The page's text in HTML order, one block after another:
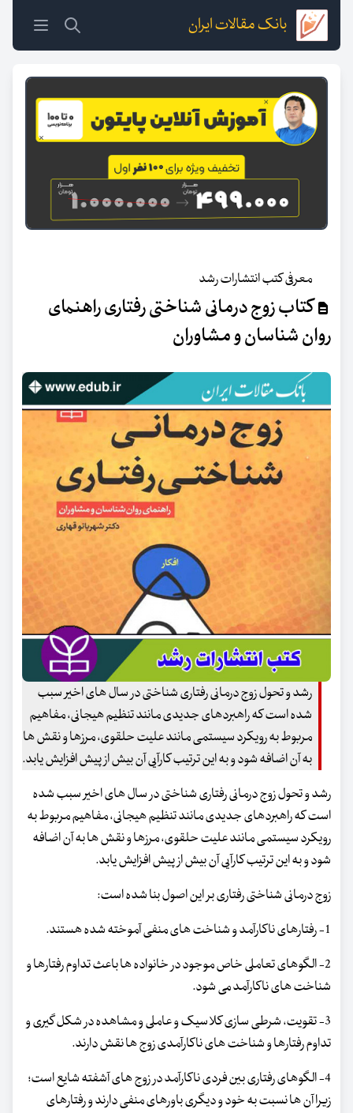
بانک مقالات ایران
معرفی کتب انتشارات رشد
کتاب زوج درمانی شناختی رفتاری راهنمای
روان شناسان و مشاوران
رشد و تحول زوج درمانی رفتاری شناختی در سال های اخیر سبب
شده است که راهبردهای جدیدی مانند تنظیم هیجانی، مفاهیم
مربوط به رویکرد سیستمی مانند علیت حلقوی، مرزها و نقش ها
به آن اضافه شود و به این ترتیب کارآیی آن بیش از پیش افزایش یابد.
رشد و تحول زوج درمانی رفتاری شناختی در سال های اخیر سبب شده
است که راهبردهای جدیدی مانند تنظیم هیجانی، مفاهیم مربوط به
رویکرد سیستمی مانند علیت حلقوی، مرزها و نقش ها به آن اضافه
شود و به این ترتیب کارآیی آن بیش از پیش افزایش یابد.
زوج درمانی شناختی رفتاری بر این اصول بنا شده است:
1- رفتارهای ناکارآمد و شناخت های منفی آموخته شده هستند.
2- الگوهای تعاملی خاص موجود در خانواده ها باعث تداوم رفتارها و
شناخت های ناکارآمد می شود.
3- تقویت، شرطی سازی کلاسیک و عاملی و مشاهده در شکل گیری و
تداوم رفتارها و شناخت های ناکارآمدی زوج ها نقش دارند.
4- الگوهای رفتاری بین فردی ناکارآمد در زوج های آشفته شایع است؛
زیرا آن ها نسبت به خود و دیگری باورهای منفی دارند و رفتارهای